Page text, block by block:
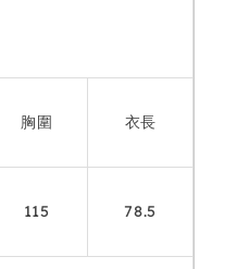
胸圍 衣長
115 78.5